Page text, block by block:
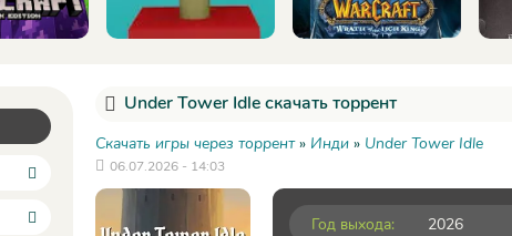
Under Tower Idle скачать торрент
Скачать игры через торрент» Инди » Under Tower Idle
06.07.2026 - 14:03
Год выхода:
2026